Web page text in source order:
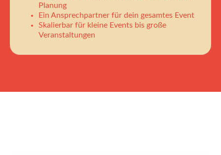
Planung
Ein Ansprechpartner für dein gesamtes Event
Skalierbar für kleine Events bis große
Veranstaltungen